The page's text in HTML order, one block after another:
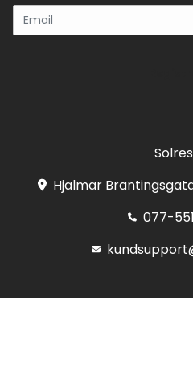
Hjalmar
077-